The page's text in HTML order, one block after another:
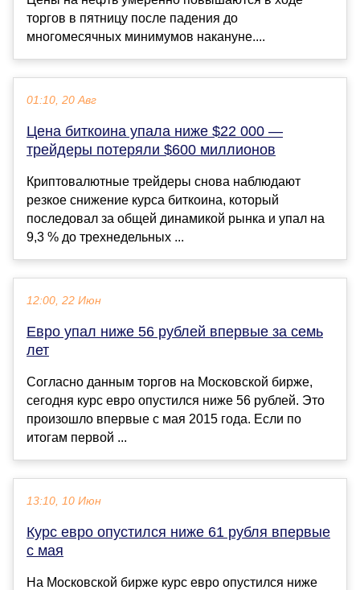
торгов в пятницу после падения до
многомесячных минимумов накануне....
01:10, 20 Авг
Цена биткоина упала ниже $22 000 —
трейдеры потеряли $600 миллионов
Криптовалютные трейдеры снова наблюдают
резкое снижение курса биткоина, который
последовал за общей динамикой рынка и упал на
9,3 % до трехнедельных ...
12:00, 22 Июн
Евро упал ниже 56 рублей впервые за семь
лет
Согласно данным торгов на Московской бирже,
сегодня курс евро опустился ниже 56 рублей. Это
произошло впервые с мая 2015 года. Если по
итогам первой ...
13:10, 10 Июн
Курс евро опустился ниже 61 рубля впервые
с мая
На Московской бирже курс евро опустился ниже